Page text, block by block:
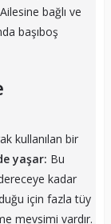
bağlı ve
başıboş
kullanılan bir
yaşar: Bu
kadar
için fazla tüy
mevsimi vardır.